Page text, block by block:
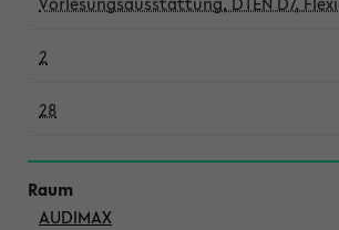
2
28
AUDIMAX